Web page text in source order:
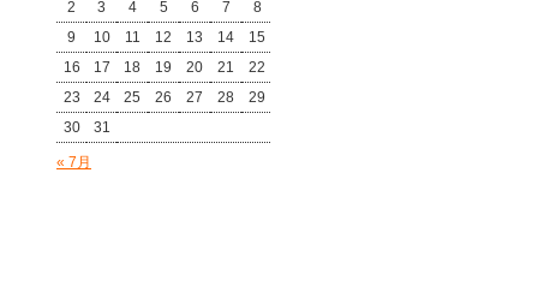
« 7月
2
3 4 5 6 7
8
9
10 11 12 13 14
15
16
17 18 19 20 21
22
23
24 25 26 27 28
29
30
31